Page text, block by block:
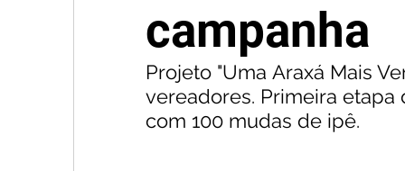
campanha
Projeto "Uma Araxá Mais
vereadores. Primeira
com 100 mudas de ipê.